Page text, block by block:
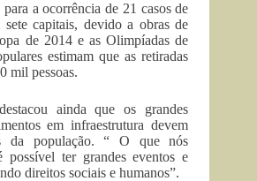
a ocorrência de 21 casos de
sete capitais, devido a obras de
de 2014 e as Olimpíadas de
estimam que as retiradas
mil pessoas.
ainda que os grandes
em infraestrutura devem
da população. “ O que nós
possível ter grandes eventos e
direitos sociais e humanos”.